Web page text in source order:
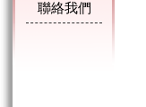
聯絡我們